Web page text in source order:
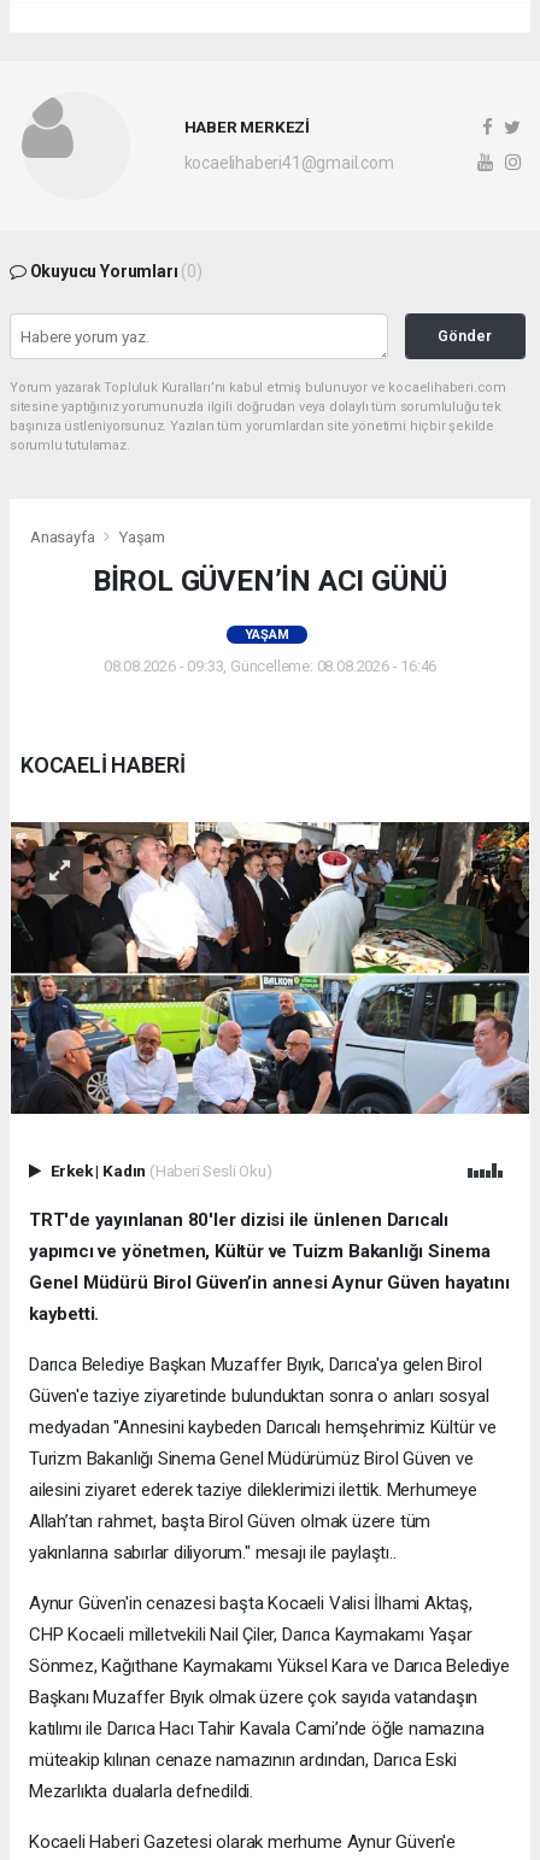
HABER MERKEZİ
kocaelihaberi41@gmail.com
Okuyucu Yorumları (0)
Gönder
Yorum yazarak Topluluk Kuralları’nı kabul etmiş bulunuyor ve kocaelihaberi.com
sitesine yaptığınız yorumunuzla ilgili doğrudan veya dolaylı tüm sorumluluğu tek
başınıza üstleniyorsunuz. Yazılan tüm yorumlardan site yönetimi hiçbir şekilde
sorumlu tutulamaz.
Anasayfa Yaşam
BİROL GÜVEN’İN ACI GÜNÜ
YAŞAM
08.08.2026 - 09:33, Güncelleme: 08.08.2026 - 16:46
KOCAELİ HABERİ
Erkek| Kadın (Haberi Sesli Oku)
TRT'de yayınlanan 80'ler dizisi ile ünlenen Darıcalı
yapımcı ve yönetmen, Kültür ve Tuizm Bakanlığı Sinema
Genel Müdürü Birol Güven’in annesi Aynur Güven hayatını
kaybetti.
Darıca Belediye Başkan Muzaffer Bıyık, Darıca'ya gelen Birol
Güven'e taziye ziyaretinde bulunduktan sonra o anları sosyal
medyadan "Annesini kaybeden Darıcalı hemşehrimiz Kültür ve
Turizm Bakanlığı Sinema Genel Müdürümüz Birol Güven ve
ailesini ziyaret ederek taziye dileklerimizi ilettik. Merhumeye
Allah’tan rahmet, başta Birol Güven olmak üzere tüm
yakınlarına sabırlar diliyorum." mesajı ile paylaştı..
Aynur Güven'in cenazesi başta Kocaeli Valisi İlhami Aktaş,
CHP Kocaeli milletvekili Nail Çiler, Darıca Kaymakamı Yaşar
Sönmez, Kağıthane Kaymakamı Yüksel Kara ve Darıca Belediye
Başkanı Muzaffer Bıyık olmak üzere çok sayıda vatandaşın
katılımı ile Darıca Hacı Tahir Kavala Cami’nde öğle namazına
müteakip kılınan cenaze namazının ardından, Darıca Eski
Mezarlıkta dualarla defnedildi.
Kocaeli Haberi Gazetesi olarak merhume Aynur Güven'e